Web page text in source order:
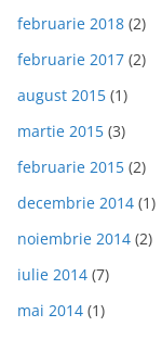
februarie 2018 (2)
februarie 2017 (2)
august 2015 (1)
martie 2015 (3)
februarie 2015 (2)
decembrie 2014 (1)
noiembrie 2014 (2)
iulie 2014 (7)
mai 2014 (1)